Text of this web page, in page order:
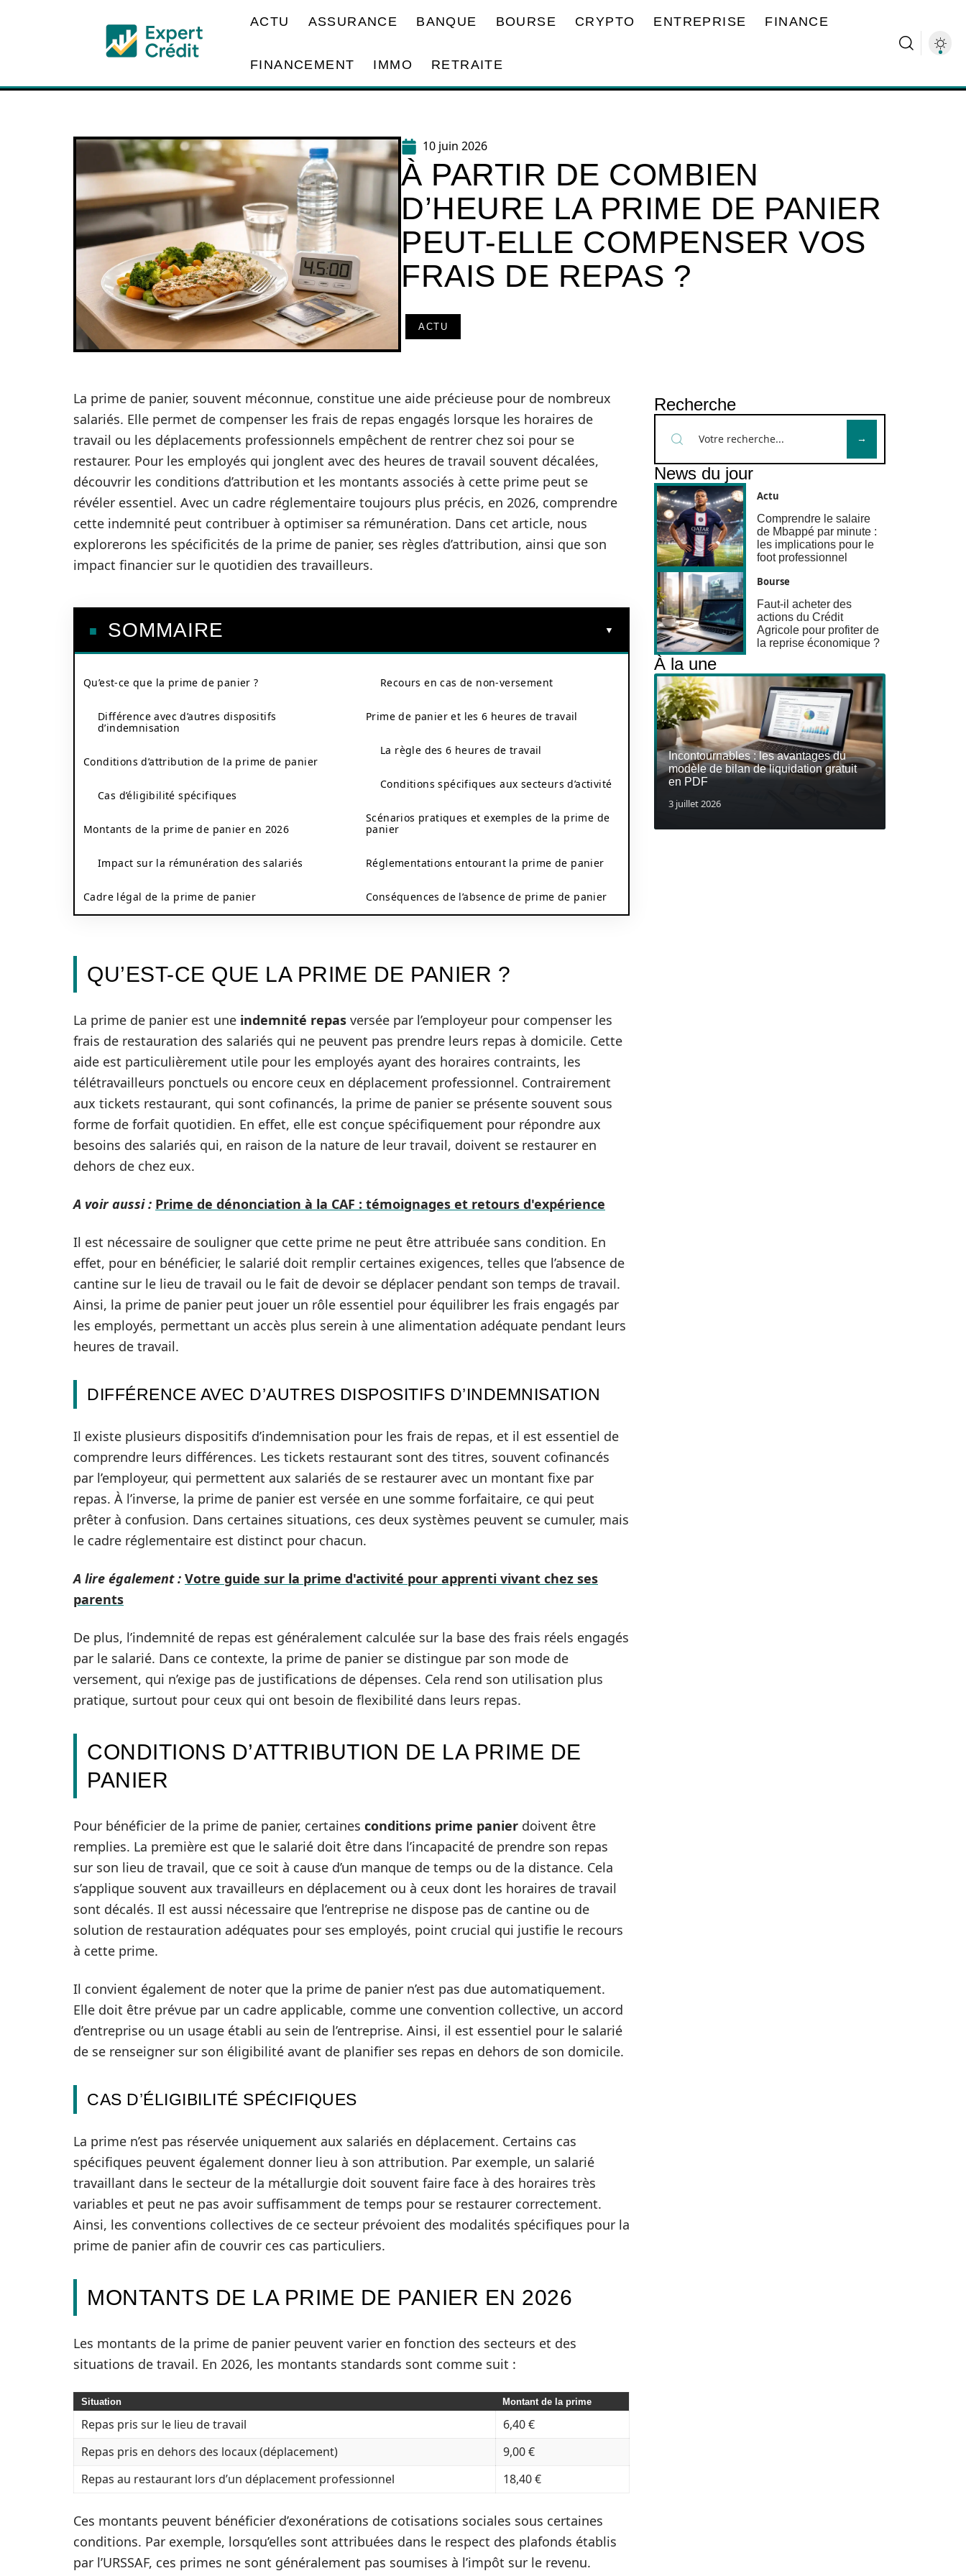
ACTU ASSURANCE BANQUE BOURSE CRYPTO ENTREPRISE FINANCE
FINANCEMENT IMMO RETRAITE
10 juin 2026
À PARTIR DE COMBIEN
D’HEURE LA PRIME DE PANIER
PEUT-ELLE COMPENSER VOS
FRAIS DE REPAS ?
ACTU
La prime de panier, souvent méconnue, constitue une aide précieuse pour de nombreux
salariés. Elle permet de compenser les frais de repas engagés lorsque les horaires de
travail ou les déplacements professionnels empêchent de rentrer chez soi pour se
restaurer. Pour les employés qui jonglent avec des heures de travail souvent décalées,
découvrir les conditions d’attribution et les montants associés à cette prime peut se
révéler essentiel. Avec un cadre réglementaire toujours plus précis, en 2026, comprendre
cette indemnité peut contribuer à optimiser sa rémunération. Dans cet article, nous
explorerons les spécificités de la prime de panier, ses règles d’attribution, ainsi que son
impact financier sur le quotidien des travailleurs.
SOMMAIRE
Qu’est-ce que la prime de panier ?
Différence avec d’autres dispositifs
d’indemnisation
Conditions d’attribution de la prime de panier
Cas d’éligibilité spécifiques
Montants de la prime de panier en 2026
Impact sur la rémunération des salariés
Cadre légal de la prime de panier
Recours en cas de non-versement
Prime de panier et les 6 heures de travail
La règle des 6 heures de travail
Conditions spécifiques aux secteurs d’activité
Scénarios pratiques et exemples de la prime de
panier
Réglementations entourant la prime de panier
Conséquences de l’absence de prime de panier
QU’EST-CE QUE LA PRIME DE PANIER ?
La prime de panier est une indemnité repas versée par l’employeur pour compenser les
frais de restauration des salariés qui ne peuvent pas prendre leurs repas à domicile. Cette
aide est particulièrement utile pour les employés ayant des horaires contraints, les
télétravailleurs ponctuels ou encore ceux en déplacement professionnel. Contrairement
aux tickets restaurant, qui sont cofinancés, la prime de panier se présente souvent sous
forme de forfait quotidien. En effet, elle est conçue spécifiquement pour répondre aux
besoins des salariés qui, en raison de la nature de leur travail, doivent se restaurer en
dehors de chez eux.
A voir aussi : Prime de dénonciation à la CAF : témoignages et retours d'expérience
Il est nécessaire de souligner que cette prime ne peut être attribuée sans condition. En
effet, pour en bénéficier, le salarié doit remplir certaines exigences, telles que l’absence de
cantine sur le lieu de travail ou le fait de devoir se déplacer pendant son temps de travail.
Ainsi, la prime de panier peut jouer un rôle essentiel pour équilibrer les frais engagés par
les employés, permettant un accès plus serein à une alimentation adéquate pendant leurs
heures de travail.
DIFFÉRENCE AVEC D’AUTRES DISPOSITIFS D’INDEMNISATION
Il existe plusieurs dispositifs d’indemnisation pour les frais de repas, et il est essentiel de
comprendre leurs différences. Les tickets restaurant sont des titres, souvent cofinancés
par l’employeur, qui permettent aux salariés de se restaurer avec un montant fixe par
repas. À l’inverse, la prime de panier est versée en une somme forfaitaire, ce qui peut
prêter à confusion. Dans certaines situations, ces deux systèmes peuvent se cumuler, mais
le cadre réglementaire est distinct pour chacun.
A lire également : Votre guide sur la prime d'activité pour apprenti vivant chez ses
parents
De plus, l’indemnité de repas est généralement calculée sur la base des frais réels engagés
par le salarié. Dans ce contexte, la prime de panier se distingue par son mode de
versement, qui n’exige pas de justifications de dépenses. Cela rend son utilisation plus
pratique, surtout pour ceux qui ont besoin de flexibilité dans leurs repas.
CONDITIONS D’ATTRIBUTION DE LA PRIME DE
PANIER
Pour bénéficier de la prime de panier, certaines conditions prime panier doivent être
remplies. La première est que le salarié doit être dans l’incapacité de prendre son repas
sur son lieu de travail, que ce soit à cause d’un manque de temps ou de la distance. Cela
s’applique souvent aux travailleurs en déplacement ou à ceux dont les horaires de travail
sont décalés. Il est aussi nécessaire que l’entreprise ne dispose pas de cantine ou de
solution de restauration adéquates pour ses employés, point crucial qui justifie le recours
à cette prime.
Il convient également de noter que la prime de panier n’est pas due automatiquement.
Elle doit être prévue par un cadre applicable, comme une convention collective, un accord
d’entreprise ou un usage établi au sein de l’entreprise. Ainsi, il est essentiel pour le salarié
de se renseigner sur son éligibilité avant de planifier ses repas en dehors de son domicile.
CAS D’ÉLIGIBILITÉ SPÉCIFIQUES
La prime n’est pas réservée uniquement aux salariés en déplacement. Certains cas
spécifiques peuvent également donner lieu à son attribution. Par exemple, un salarié
travaillant dans le secteur de la métallurgie doit souvent faire face à des horaires très
variables et peut ne pas avoir suffisamment de temps pour se restaurer correctement.
Ainsi, les conventions collectives de ce secteur prévoient des modalités spécifiques pour la
prime de panier afin de couvrir ces cas particuliers.
MONTANTS DE LA PRIME DE PANIER EN 2026
Les montants de la prime de panier peuvent varier en fonction des secteurs et des
situations de travail. En 2026, les montants standards sont comme suit :
Situation Montant de la prime
Repas pris sur le lieu de travail
6,40 €
Repas pris en dehors des locaux (déplacement)
9,00 €
Repas au restaurant lors d’un déplacement professionnel
18,40 €
Ces montants peuvent bénéficier d’exonérations de cotisations sociales sous certaines
conditions. Par exemple, lorsqu’elles sont attribuées dans le respect des plafonds établis
par l’URSSAF, ces primes ne sont généralement pas soumises à l’impôt sur le revenu.
Recherche
News du jour
Actu
Comprendre le salaire
de Mbappé par minute :
les implications pour le
foot professionnel
Bourse
Faut-il acheter des
actions du Crédit
Agricole pour profiter de
la reprise économique ?
À la une
Incontournables : les avantages du
modèle de bilan de liquidation gratuit
en PDF
3 juillet 2026